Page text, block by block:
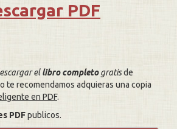
PDF
ellibro completogratisde
te recomendamos adquieras una copia
en PDF.
PDFpublicos.